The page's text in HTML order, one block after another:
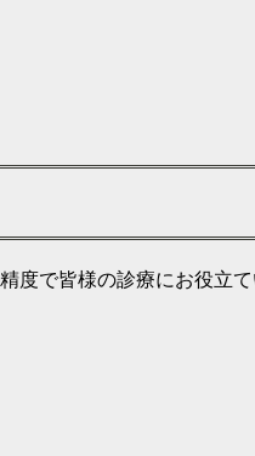
度で皆様の診療にお役立